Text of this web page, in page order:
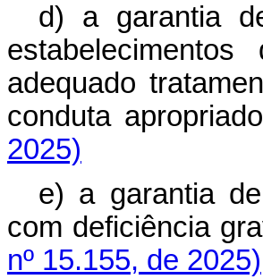
d) a garantia
adequado
conduta
2025)
e) a garantia
com deficiência
nº 15.155, de 2025)